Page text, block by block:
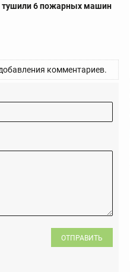
тушили 6 пожарных машин
комментариев.
ОТПРАВИТЬ